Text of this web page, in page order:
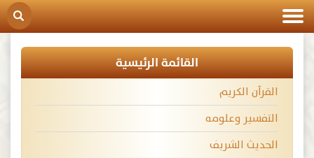
القائمة الرئيسية
القرآن الكريم
التفسير وعلومه
الحديث الشريف